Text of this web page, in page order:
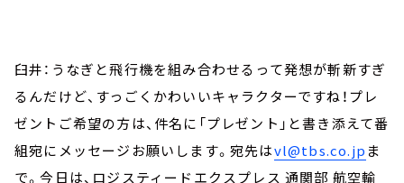
臼井：うなぎと飛行機を組み合わせるって発想が斬新すぎ
るんだけど、すっごくかわいいキャラクターですね！プレ
ゼントご希望の方は、件名に「プレゼント」と書き添えて番
組宛にメッセージお願いします。宛先はvl@tbs.co.jp ま
で。今日は、ロジスティードエクスプレス 通関部 航空輸